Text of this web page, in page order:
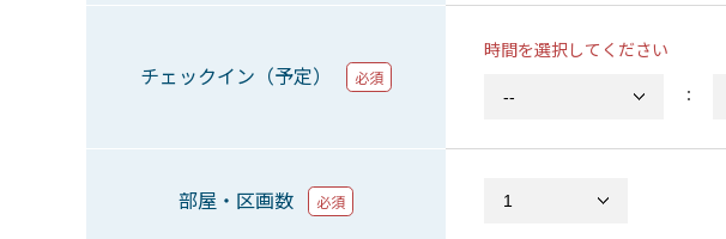
チェックイン（予定） 必須
時間を選択してください
：
部屋・区画数 必須